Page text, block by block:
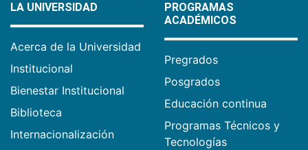
LA UNIVERSIDAD
Acerca de la Universidad
Institucional
Bienestar Institucional
Biblioteca
Internacionalización
PROGRAMAS
ACADÉMICOS
Pregrados
Posgrados
Educación continua
Programas Técnicos y
Tecnologías